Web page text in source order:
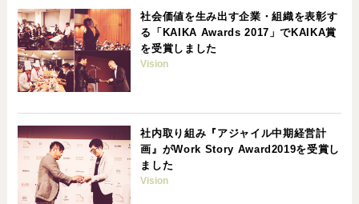
社会価値を生み出す企業・組織を表彰す
る「KAIKA Awards 2017」でKAIKA賞
を受賞しました
Vision
社内取り組み『アジャイル中期経営計
画』がWork Story Award2019を受賞し
ました
Vision